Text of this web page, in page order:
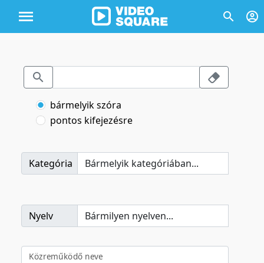
bármelyik szóra
pontos kifejezésre
Kategória
Nyelv
Közreműködő neve